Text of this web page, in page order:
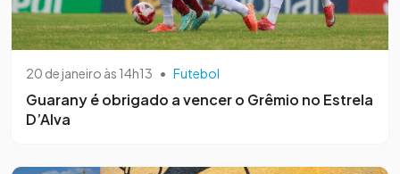
20 de janeiro às 14h13 • Futebol
Guarany é obrigado a vencer o Grêmio no Estrela
D’Alva